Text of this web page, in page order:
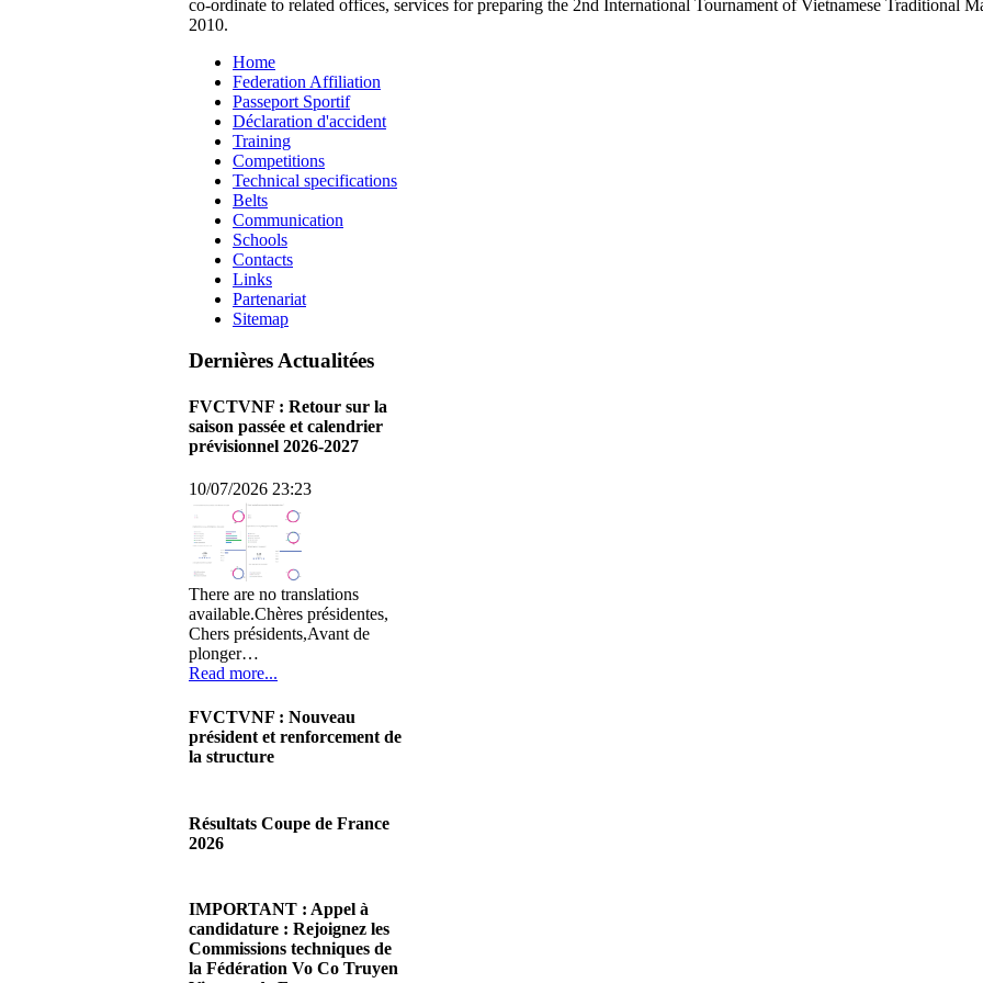
co-ordinate to related offices, services for preparing the 2nd International Tournament of Vietnamese Traditional
2010.
Home
Federation Affiliation
Passeport Sportif
Déclaration d'accident
Training
Competitions
Technical specifications
Belts
Communication
Schools
Contacts
Links
Partenariat
Sitemap
Dernières Actualitées
FVCTVNF : Retour sur la
saison passée et calendrier
prévisionnel 2026-2027
10/07/2026 23:23
There are no translations
available.Chères présidentes,
Chers présidents,Avant de
plonger…
Read more...
FVCTVNF : Nouveau
président et renforcement de
la structure
There are no translations
available.Chères Présidentes,
Read more...
Résultats Coupe de France
2026
There are no translations
available.Cliquez sur ce lien
pour accéder aux résultats
Read more...
IMPORTANT : Appel à
candidature : Rejoignez les
Commissions techniques de
la Fédération Vo Co Truyen